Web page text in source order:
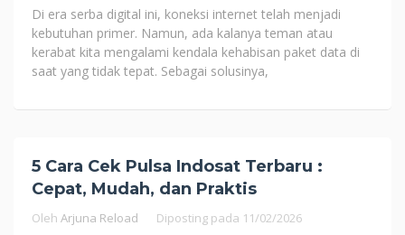
Di era serba digital ini, koneksi internet telah menjadi
kebutuhan primer. Namun, ada kalanya teman atau
kerabat kita mengalami kendala kehabisan paket data di
saat yang tidak tepat. Sebagai solusinya,
5 Cara Cek Pulsa Indosat Terbaru :
Cepat, Mudah, dan Praktis
Oleh Arjuna Reload Diposting pada 11/02/2026